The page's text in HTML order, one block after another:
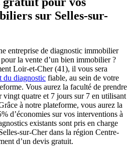
sur Selles-sur-
entreprise de diagnostic immobilier
la vente d’un bien immobilier ?
Loir-et-Cher (41), il vous sera
du diagnostic fiable, au sein de votre
Vous aurez la faculté de prendre
quatre et 7 jours sur 7 en utilisant
à notre plateforme, vous aurez la
d’économies sur vos interventions à
existants sont pris en charge
sur-Cher dans la région Centre-
d’un devis gratuit.